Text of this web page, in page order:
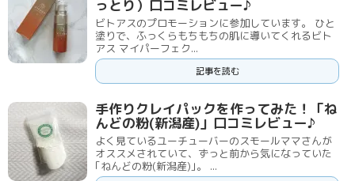
っとり）口コミレビュー♪
ビトアスのプロモーションに参加しています。 ひと
塗りで、ふっくらもちもちの肌に導いてくれるビト
アス マイパーフェク...
記事を読む
手作りクレイパックを作ってみた！「ね
んどの粉(新潟産)」口コミレビュー♪
よく見ているユーチューバーのスモールママさんが
オススメされていて、ずっと前から気になっていた
｢ねんどの粉(新潟産)｣。 ...